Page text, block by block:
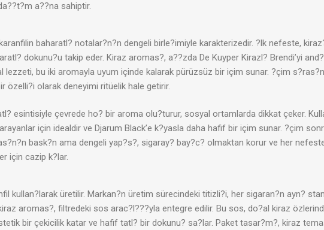
a??na sahiptir.
baharatl? notalar?n?n dengeli birle?imiyle karakterizedir. ?lk nefeste,
dokunu?u takip eder. Kiraz aromas?, a??zda De Kuyper Kirazl? Brendi’yi
bu iki aromayla uyum içinde kalarak pürüzsüz bir içim sunar. ?çim
özelli?i olarak deneyimi ritüelik hale getirir.
esintisiyle çevrede ho? bir aroma olu?turur, sosyal ortamlarda dikkat çeker.
için idealdir ve Djarum Black’e k?yasla daha hafif bir içim sunar. ?çim
bask?n ama dengeli yap?s?, sigaray? bay?c? olmaktan korur ve her
için cazip k?lar.
kullan?larak üretilir. Markan?n üretim sürecindeki titizli?i, her sigaran?n ayn?
aromas?, filtredeki sos arac?l???yla entegre edilir. Bu sos, do?al kiraz
bir çekicilik katar ve hafif tatl? bir dokunu? sa?lar. Paket tasar?m?, kiraz